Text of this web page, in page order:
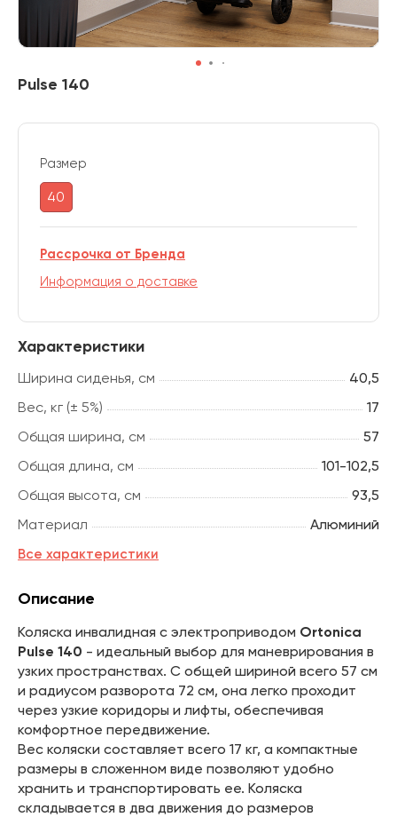
Pulse 140
Характеристики
Ширина сиденья, см
40,5
Вес, кг (± 5%)
17
Общая ширина, см
57
Общая длина, см
101-102,5
Общая высота, см
93,5
Материал
Алюминий
Все характеристики
Размер
40
Рассрочка от Бренда
Информация о доставке
Описание
Коляска инвалидная с электроприводом Ortonica
Pulse 140 - идеальный выбор для маневрирования в
узких пространствах. С общей шириной всего 57 см
и радиусом разворота 72 см, она легко проходит
через узкие коридоры и лифты, обеспечивая
комфортное передвижение.
Вес коляски составляет всего 17 кг, а компактные
размеры в сложенном виде позволяют удобно
хранить и транспортировать ее. Коляска
складывается в два движения до размеров